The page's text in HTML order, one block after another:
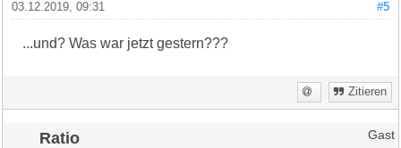
#5
03.12.2019, 09:31
...und? Was war jetzt gestern???
Zitieren
Ratio Gast